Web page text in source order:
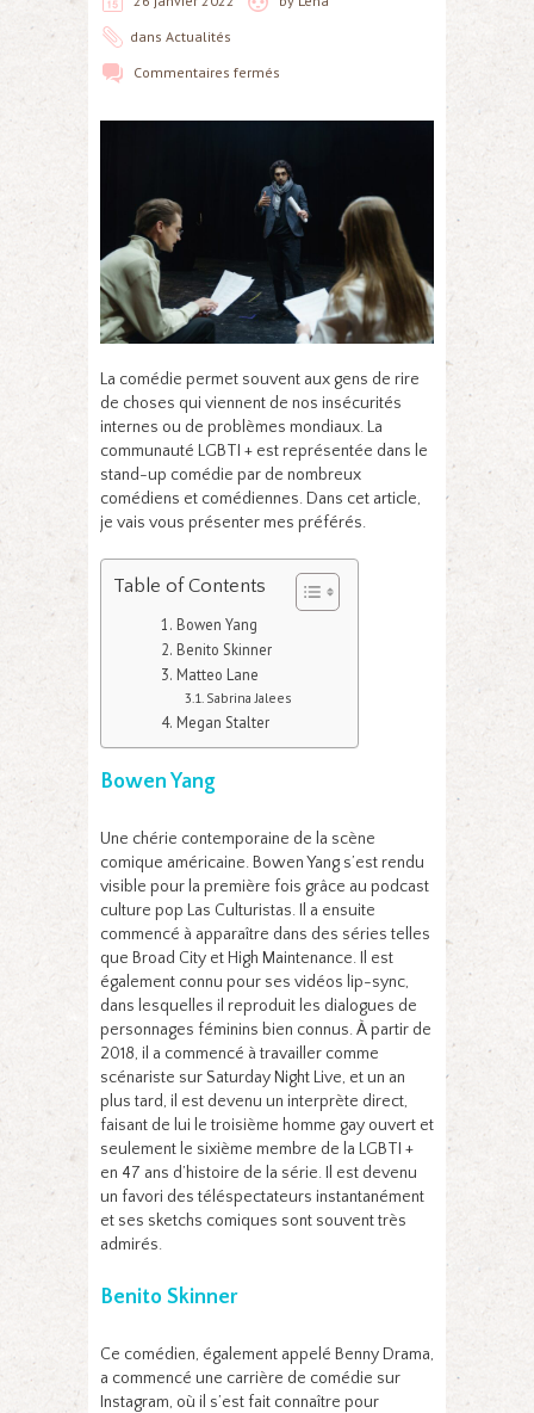
dans Actualités
Commentaires fermés
La comédie permet souvent aux gens de rire
de choses qui viennent de nos insécurités
internes ou de problèmes mondiaux. La
communauté LGBTI + est représentée dans le
stand-up comédie par de nombreux
comédiens et comédiennes. Dans cet article,
je vais vous présenter mes préférés.
Table of Contents
Bowen Yang
Benito Skinner
Matteo Lane
Sabrina Jalees
Megan Stalter
Bowen Yang
Une chérie contemporaine de la scène
comique américaine. Bowen Yang s’est rendu
visible pour la première fois grâce au podcast
culture pop Las Culturistas. Il a ensuite
commencé à apparaître dans des séries telles
que Broad City et High Maintenance. Il est
également connu pour ses vidéos lip-sync,
dans lesquelles il reproduit les dialogues de
personnages féminins bien connus. À partir de
2018, il a commencé à travailler comme
scénariste sur Saturday Night Live, et un an
plus tard, il est devenu un interprète direct,
faisant de lui le troisième homme gay ouvert et
seulement le sixième membre de la LGBTI +
en 47 ans d’histoire de la série. Il est devenu
un favori des téléspectateurs instantanément
et ses sketchs comiques sont souvent très
admirés.
Benito Skinner
Ce comédien, également appelé Benny Drama,
a commencé une carrière de comédie sur
Instagram, où il s’est fait connaître pour